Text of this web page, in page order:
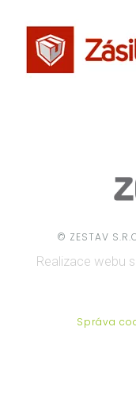
© ZESTAV
Realizace webu
Správa